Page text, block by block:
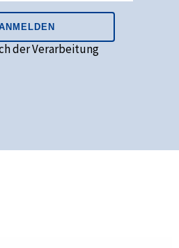
der Verarbeitung